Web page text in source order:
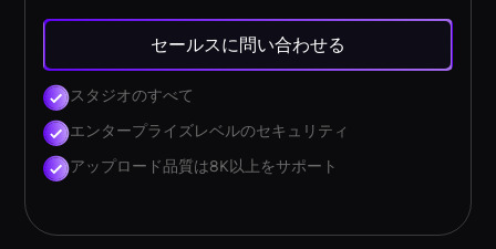
セールスに問い合わせる
スタジオのすべて
エンタープライズレベルのセキュリティ
アップロード品質は8K以上をサポート